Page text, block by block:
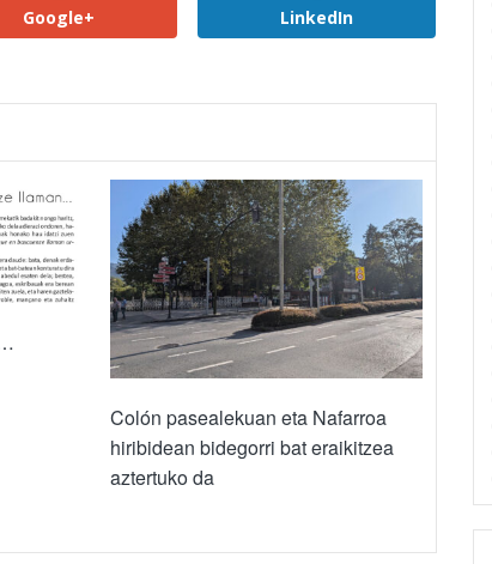
Google+ LinkedIn
Colón pasealekuan eta Nafarroa
hiribidean bidegorri bat eraikitzea
aztertuko da